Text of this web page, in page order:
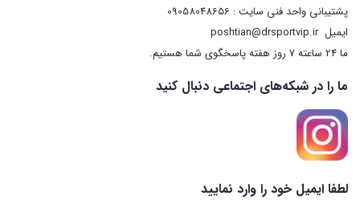
پشتیبانی واحد فنی سایت : 09058048656
ایمیلposhtian@drsportvip.ir
ما 24 ساعته 7 روز هفته پاسخگوی شما هستیم.
ما را در شبکه‌های اجتماعی دنبال کنید
لطفا ایمیل خود را وارد نمایید